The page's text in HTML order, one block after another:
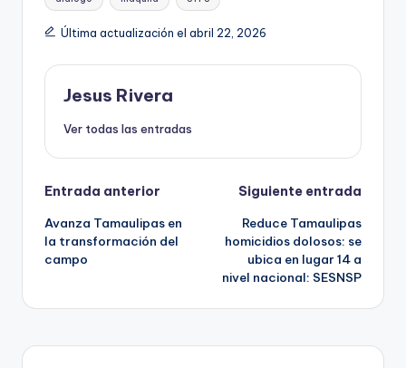
Última actualización el abril 22, 2026
Jesus Rivera
Ver todas las entradas
Navegación
de
entradas
Entrada anterior
Avanza Tamaulipas en
la transformación del
campo
Siguiente entrada
Reduce Tamaulipas
homicidios dolosos: se
ubica en lugar 14 a
nivel nacional: SESNSP